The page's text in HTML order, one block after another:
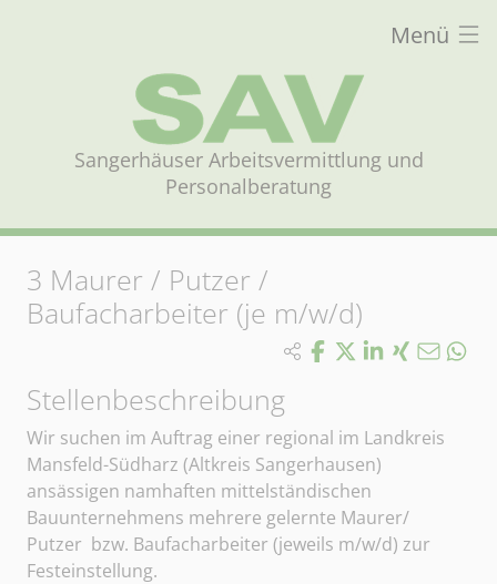
Menü
Sangerhäuser Arbeitsvermittlung und
Personalberatung
3 Maurer / Putzer /
Baufacharbeiter (je m/w/d)
Stellenbeschreibung
Wir suchen im Auftrag einer regional im Landkreis
Mansfeld-Südharz (Altkreis Sangerhausen)
ansässigen namhaften mittelständischen
Bauunternehmens mehrere gelernte Maurer/
Putzer bzw. Baufacharbeiter (jeweils m/w/d) zur
Festeinstellung.